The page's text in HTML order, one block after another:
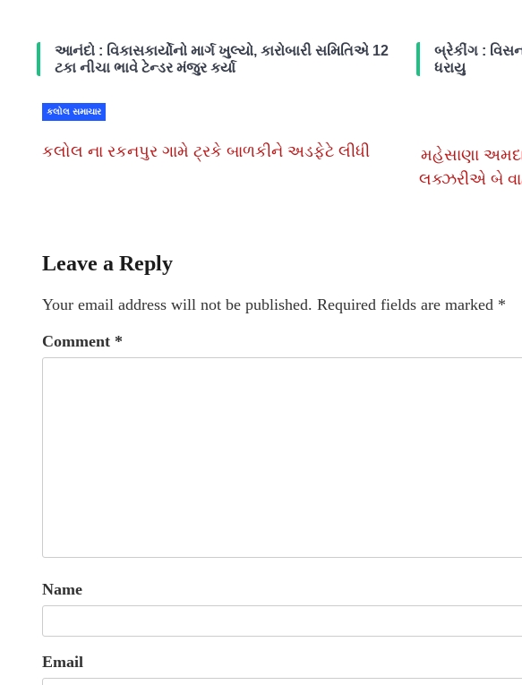
આનંદો : વિકાસકાર્યોનો માર્ગ ખુલ્યો, કારોબારી સમિતિએ 12
ટકા નીચા ભાવે ટેન્ડર મંજુર કર્યા
બ્રેકીંગ :
ધરાયુ
કલોલ સમાચાર
કલોલ ના રકનપુર ગામે ટ્રકે બાળકીને અડફેટે લીધી
મહેસાણા
લક્ઝરીએ બે
Leave a Reply
Your email address will not be published. Required fields are marked *
Comment *
Name
Email